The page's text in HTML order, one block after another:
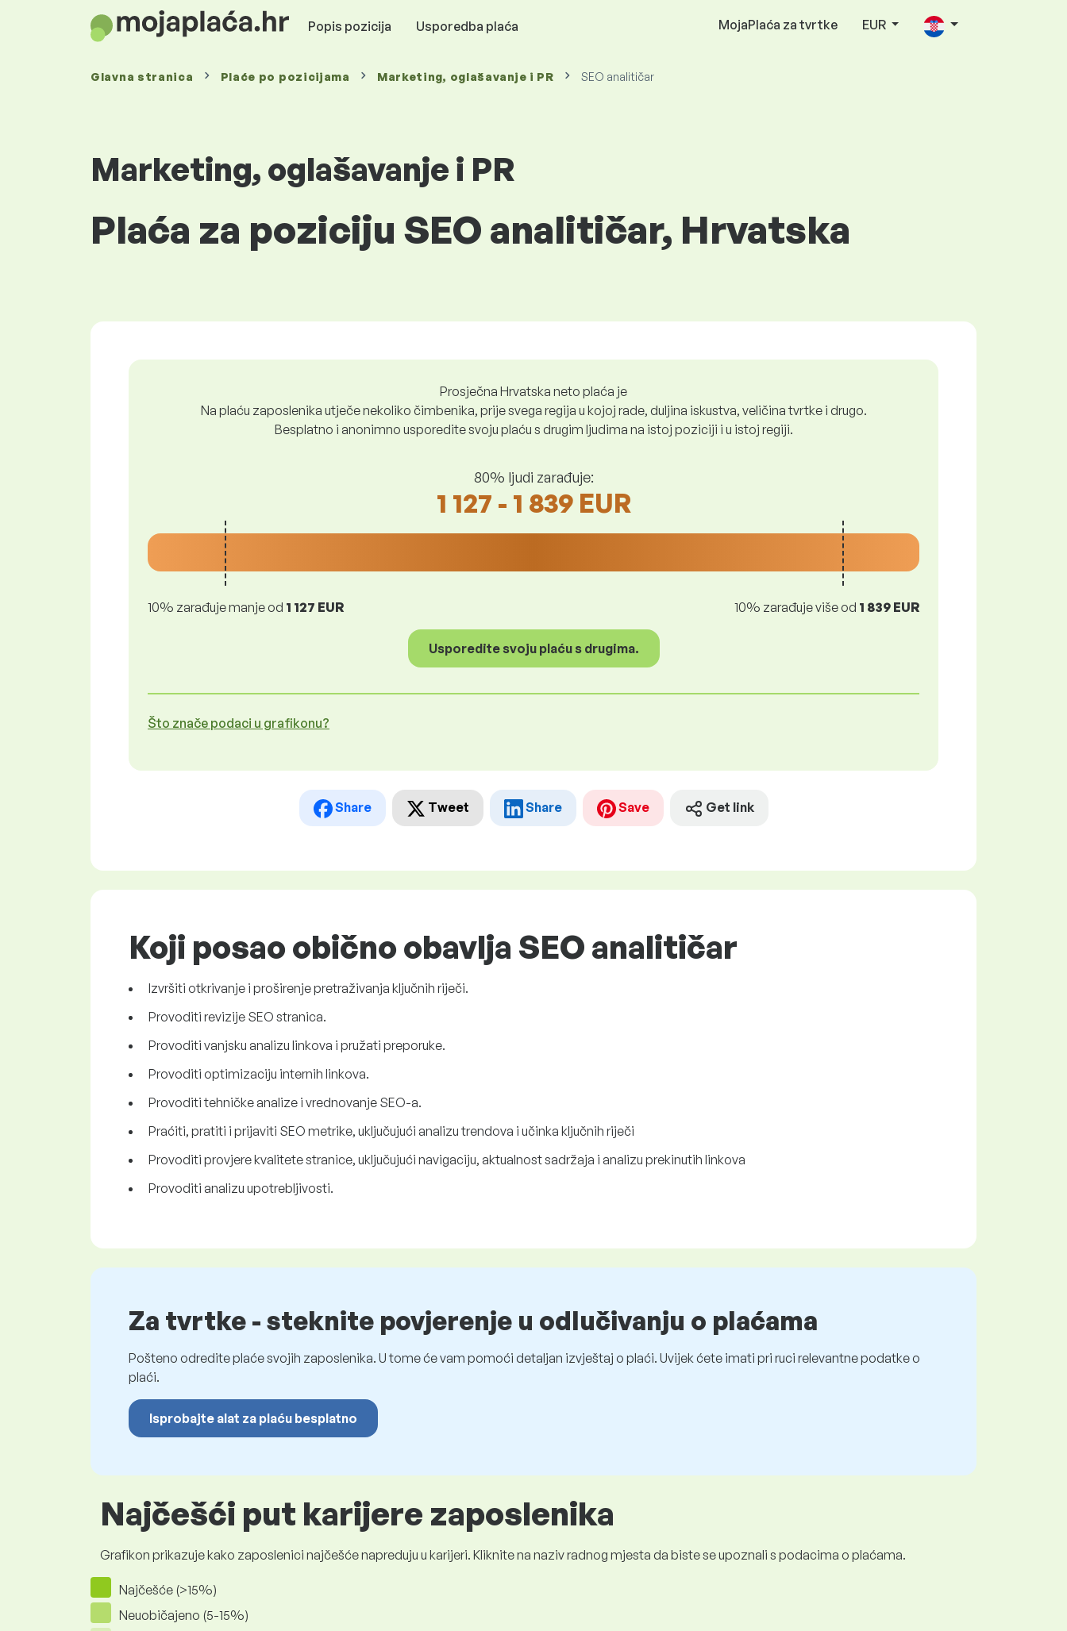
Popis pozicija Usporedba plaća MojaPlaća za tvrtke EUR
Glavna stranica Plaće po pozicijama Marketing, oglašavanje i PR SEO analitičar
Marketing, oglašavanje i PR
Plaća za poziciju SEO analitičar, Hrvatska
Prosječna Hrvatska neto plaća je
Na plaću zaposlenika utječe nekoliko čimbenika, prije svega regija u kojoj rade, duljina iskustva, veličina tvrtke i drugo.
Besplatno i anonimno usporedite svoju plaću s drugim ljudima na istoj poziciji i u istoj regiji.
80% ljudi zarađuje:
1 127 - 1 839 EUR
10% zarađuje manje od 1 127 EUR 10% zarađuje više od 1 839 EUR
Usporedite svoju plaću s drugima.
Što znače podaci u grafikonu?
Share Tweet Share Save Get link
Koji posao obično obavlja SEO analitičar
Izvršiti otkrivanje i proširenje pretraživanja ključnih riječi.
Provoditi revizije SEO stranica.
Provoditi vanjsku analizu linkova i pružati preporuke.
Provoditi optimizaciju internih linkova.
Provoditi tehničke analize i vrednovanje SEO-a.
Praćiti, pratiti i prijaviti SEO metrike, uključujući analizu trendova i učinka ključnih riječi
Provoditi provjere kvalitete stranice, uključujući navigaciju, aktualnost sadržaja i analizu prekinutih linkova
Provoditi analizu upotrebljivosti.
Za tvrtke - steknite povjerenje u odlučivanju o plaćama
Pošteno odredite plaće svojih zaposlenika. U tome će vam pomoći detaljan izvještaj o plaći. Uvijek ćete imati pri ruci relevantne podatke o
plaći.
Isprobajte alat za plaću besplatno
Najčešći put karijere zaposlenika
Grafikon prikazuje kako zaposlenici najčešće napreduju u karijeri. Kliknite na naziv radnog mjesta da biste se upoznali s podacima o plaćama.
Najčešće (>15%)
Neuobičajeno (5-15%)